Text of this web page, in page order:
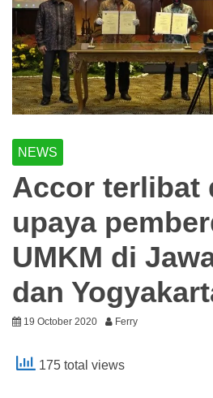
NEWS
Accor terlibat
upaya
UMKM di
dan
19 October 2020 Ferry
175 total views